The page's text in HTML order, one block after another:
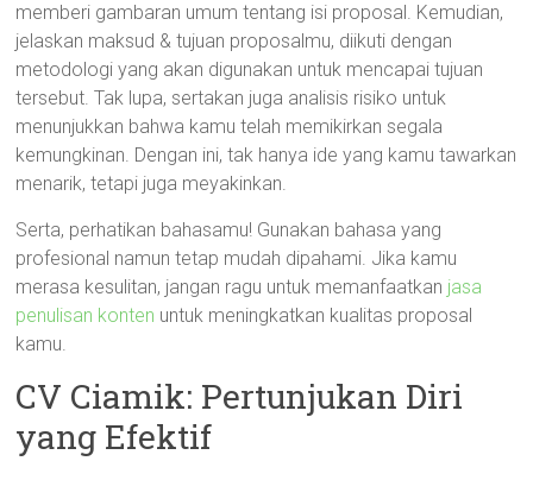
memberi gambaran umum tentang isi proposal. Kemudian,
jelaskan maksud & tujuan proposalmu, diikuti dengan
metodologi yang akan digunakan untuk mencapai tujuan
tersebut. Tak lupa, sertakan juga analisis risiko untuk
menunjukkan bahwa kamu telah memikirkan segala
kemungkinan. Dengan ini, tak hanya ide yang kamu tawarkan
menarik, tetapi juga meyakinkan.
Serta, perhatikan bahasamu! Gunakan bahasa yang
profesional namun tetap mudah dipahami. Jika kamu
merasa kesulitan, jangan ragu untuk memanfaatkan jasa
penulisan konten untuk meningkatkan kualitas proposal
kamu.
CV Ciamik: Pertunjukan Diri
yang Efektif